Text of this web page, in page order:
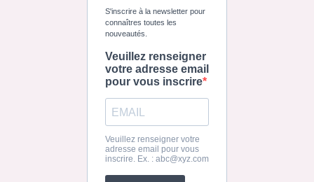
S'inscrire à la newsletter pour
connaîtres toutes les
nouveautés.
Veuillez renseigner
votre adresse email
pour vous inscrire
Veuillez renseigner votre
adresse email pour vous
inscrire. Ex. : abc@xyz.com